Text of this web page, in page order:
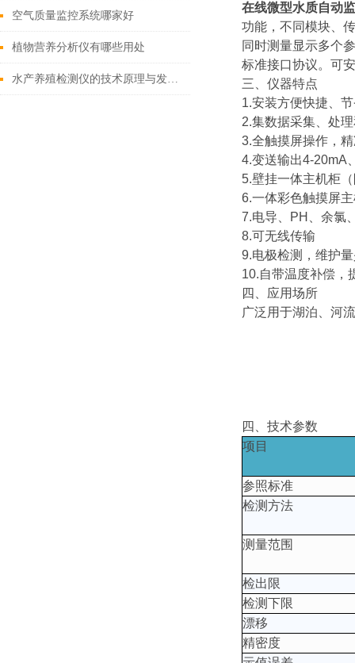
空气质量监控系统哪家好
植物营养分析仪有哪些用处
水产养殖检测仪的技术原理与发展趋势
在线微型水质自动
功能，不同模块、
同时测量显示多个
标准接口协议。可
三、仪器特点
1.安装方便快捷、
2.集数据采集、处
3.全触摸屏操作，
4.变送输出4-20mA
5.壁挂一体主机柜
6.一体彩色触摸屏
7.电导、PH、余氯
8.可无线传输
9.电极检测，维护
10.自带温度补偿，
四、应用场所
广泛用于湖泊、河
四、技术参数
项目
参照标准
检测方法
测量范围
检出限
检测下限
漂移
精密度